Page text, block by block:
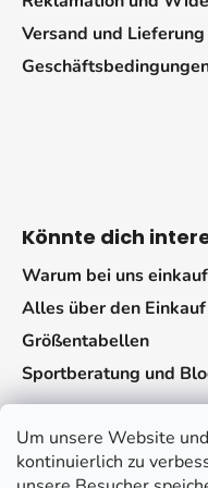
Um unsere Website
kontinuierlich zu
Versand und Lieferung
Könnte dich
Warum bei uns
Alles über den Einkauf
Größentabellen
Sportberatung und